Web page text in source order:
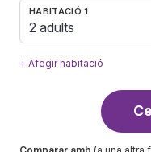
HABITACIÓ 1
2 adults
+ Afegir habitació